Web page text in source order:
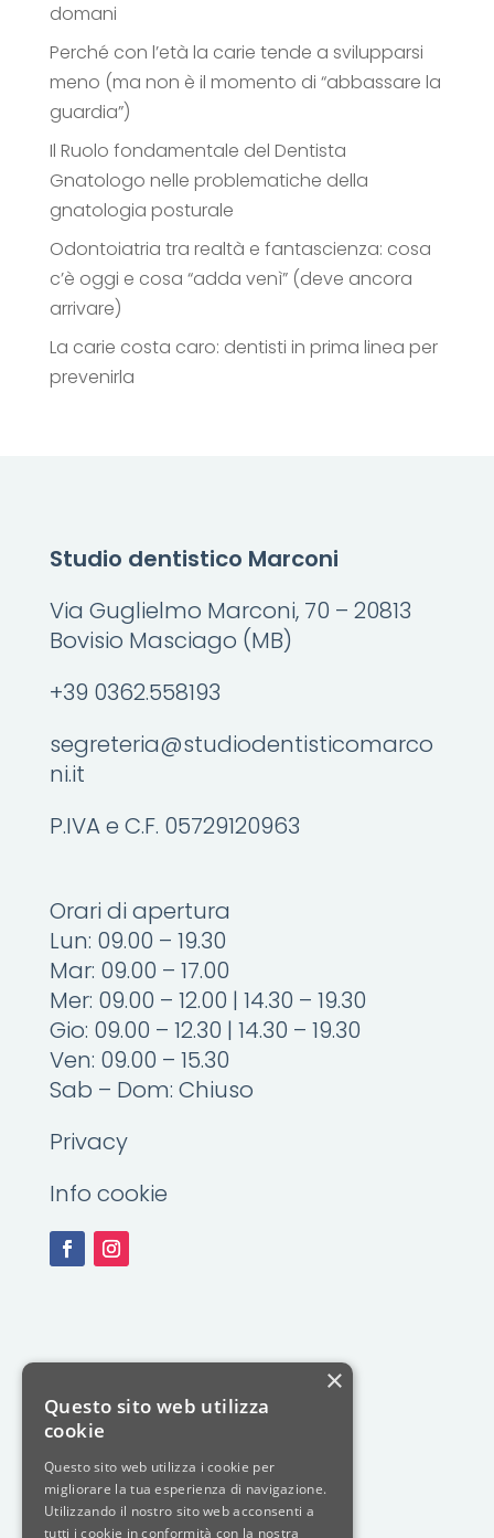
domani
Perché con l’età la carie tende a svilupparsi
meno (ma non è il momento di “abbassare la
guardia”)
Il Ruolo fondamentale del Dentista
Gnatologo nelle problematiche della
gnatologia posturale
Odontoiatria tra realtà e fantascienza: cosa
c’è oggi e cosa “adda venì” (deve ancora
arrivare)
La carie costa caro: dentisti in prima linea per
prevenirla
Studio dentistico Marconi
Via Guglielmo Marconi, 70 – 20813
Bovisio Masciago (MB)
+39 0362.558193
segreteria@studiodentisticomarco
ni.it
P.IVA e C.F. 05729120963
Orari di apertura
Lun: 09.00 – 19.30
Mar: 09.00 – 17.00
Mer: 09.00 – 12.00 | 14.30 – 19.30
Gio: 09.00 – 12.30 | 14.30 – 19.30
Ven: 09.00 – 15.30
Sab – Dom: Chiuso
Privacy
Info cookie
×
Questo sito web utilizza
cookie
Questo sito web utilizza i cookie per
migliorare la tua esperienza di navigazione.
Utilizzando il nostro sito web acconsenti a
tutti i cookie in conformità con la nostra